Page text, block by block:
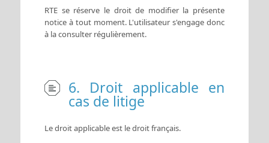
RTE se réserve le droit de modifier la présente
notice à tout moment. L'utilisateur s'engage donc
à la consulter régulièrement.
6. Droit applicable en
cas de litige
Le droit applicable est le droit français.